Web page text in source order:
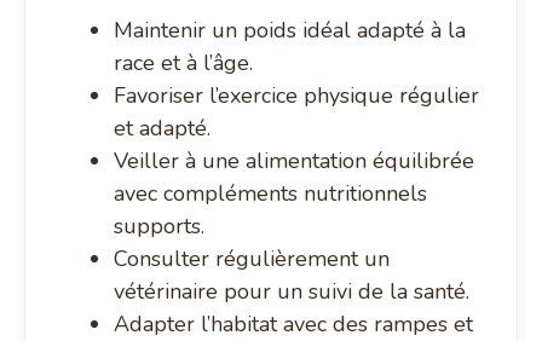
Maintenir un poids idéal adapté à la
race et à l’âge.
Favoriser l’exercice physique régulier
et adapté.
Veiller à une alimentation équilibrée
avec compléments nutritionnels
supports.
Consulter régulièrement un
vétérinaire pour un suivi de la santé.
Adapter l’habitat avec des rampes et